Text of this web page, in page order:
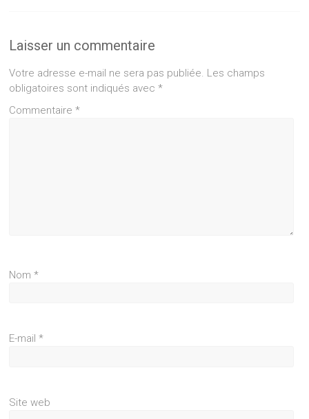
Laisser un commentaire
Votre adresse e-mail ne sera pas publiée. Les champs
obligatoires sont indiqués avec*
Commentaire*
Nom*
E-mail*
Site web